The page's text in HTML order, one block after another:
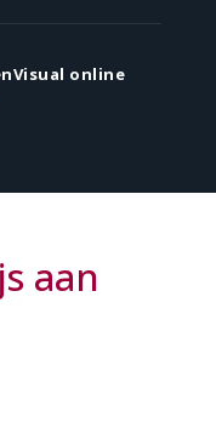
online
voorwaarden
aan